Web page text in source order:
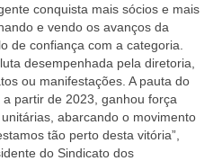
conquista mais sócios e mais
e vendo os avanços da
de confiança com a categoria.
desempenhada pela diretoria,
ou manifestações. A pauta do
partir de 2023, ganhou força
abarcando o movimento
tão perto desta vitória”,
do Sindicato dos